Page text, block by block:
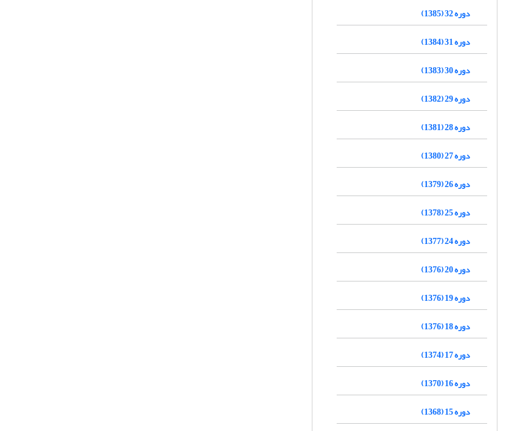
دوره 32 (1385)
دوره 31 (1384)
دوره 30 (1383)
دوره 29 (1382)
دوره 28 (1381)
دوره 27 (1380)
دوره 26 (1379)
دوره 25 (1378)
دوره 24 (1377)
دوره 20 (1376)
دوره 19 (1376)
دوره 18 (1376)
دوره 17 (1374)
دوره 16 (1370)
دوره 15 (1368)